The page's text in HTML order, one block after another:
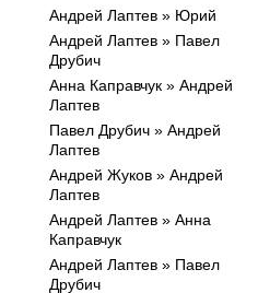
Андрей Лаптев » Юрий
Андрей Лаптев » Павел
Друбич
Анна Каправчук » Андрей
Лаптев
Павел Друбич » Андрей
Лаптев
Андрей Жуков » Андрей
Лаптев
Андрей Лаптев » Анна
Каправчук
Андрей Лаптев » Павел
Друбич